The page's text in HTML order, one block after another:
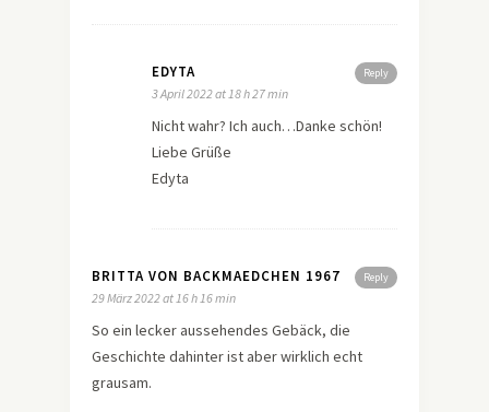
Reply
EDYTA
3 April 2022 at 18 h 27 min
Nicht wahr? Ich auch…Danke schön!
Liebe Grüße
Edyta
Reply
BRITTA VON BACKMAEDCHEN 1967
29 März 2022 at 16 h 16 min
So ein lecker aussehendes Gebäck, die
Geschichte dahinter ist aber wirklich echt
grausam.